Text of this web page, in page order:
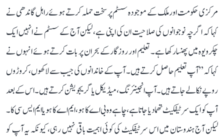
مرکزی حکومت اور ملک کے موجودہ سسٹم پر سخت حملہ کرتے ہوئے راہل گاندھی نے
کہا کہ اگرچہ نوجوانوں کی صلاحیت ان کی اپنی ہے، لیکن آج کے سسٹم نے انہیں ایک
چکرویوہ میں پھنسا رکھا ہے۔ تعلیم اور روزگار کے بحران پر بات کرتے ہوئے انہوں نے
کہا کہ ’’آپ تعلیم حاصل کرتے ہیں۔ آپ کے خاندانوں کی جیب سے لاکھوں، کروڑوں
روپے نکالے جاتے ہیں۔ آپ انجینئرنگ، میڈیکل یا گریجویشن کرتے ہیں۔ اس کے بعد
آپ کو ایک سرٹیفکیٹ تھما دیا جاتا ہے، چاہے وہ بی اے کا ہو، ایم اے کا ہو یا ایم ایس سی کا۔
لیکن آج ہندوستان میں اس سرٹیفکیٹ کی کوئی اہمیت باقی نہیں رہی، کیونکہ یہ آپ کو